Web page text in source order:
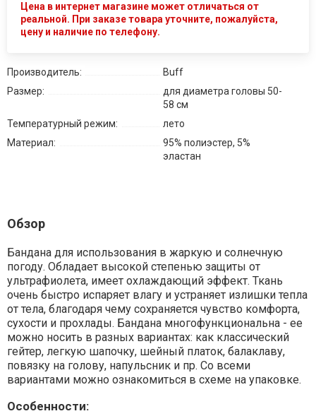
Цена в интернет магазине может отличаться от
реальной. При заказе товара уточните, пожалуйста,
цену и наличие по телефону.
Производитель:
Buff
Размер:
для диаметра головы 50-
58 см
Температурный режим:
лето
Материал:
95% полиэстер, 5%
эластан
Обзор
Бандана для использования в жаркую и солнечную
погоду. Обладает высокой степенью защиты от
ультрафиолета, имеет охлаждающий эффект. Ткань
очень быстро испаряет влагу и устраняет излишки тепла
от тела, благодаря чему сохраняется чувство комфорта,
сухости и прохлады. Бандана многофункциональна - ее
можно носить в разных вариантах: как классический
гейтер, легкую шапочку, шейный платок, балаклаву,
повязку на голову, напульсник и пр. Со всеми
вариантами можно ознакомиться в схеме на упаковке.
Особенности: